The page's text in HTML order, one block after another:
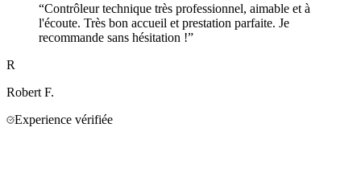
“Contrôleur technique très professionnel, aimable et à
l'écoute. Très bon accueil et prestation parfaite. Je
recommande sans hésitation !”
R
Robert F.
Experience vérifiée